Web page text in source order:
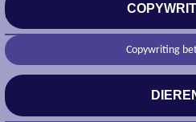
Copywriting